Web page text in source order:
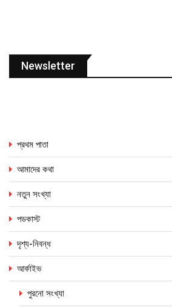
Newsletter
প্রথম পাতা
আমাদের কথা
নতুন সংখ্যা
পডকাস্ট
দৃশ্য-নিবন্ধ
আর্কাইভ
পুরনো সংখ্যা